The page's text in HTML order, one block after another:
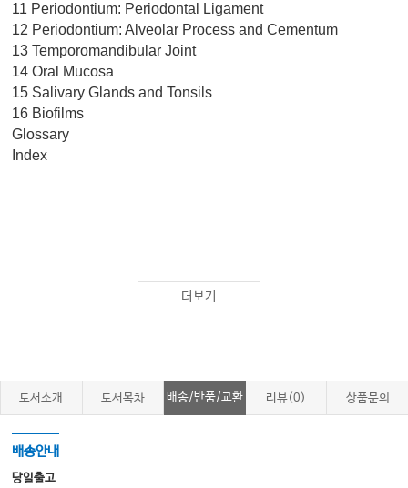
11 Periodontium: Periodontal Ligament
12 Periodontium: Alveolar Process and Cementum
13 Temporomandibular Joint
14 Oral Mucosa
15 Salivary Glands and Tonsils
16 Biofilms
Glossary
Index
더보기
도서소개 도서목차 배송/반품/교환 리뷰(0) 상품문의
배송안내
당일출고